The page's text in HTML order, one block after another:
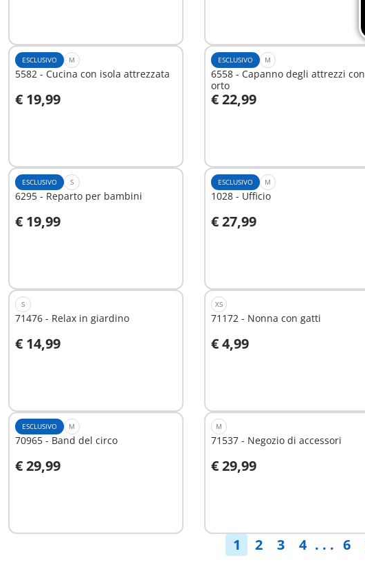
ESCLUSIVO M
5582 - Cucina con isola attrezzata
€ 19,99
Aggiungi al carrello
ESCLUSIVO M
6558 - Capanno degli attrezzi con
orto
€ 22,99
Aggiungi al carrello
ESCLUSIVO S
6295 - Reparto per bambini
€ 19,99
Aggiungi al carrello
ESCLUSIVO M
1028 - Ufficio
€ 27,99
Aggiungi al carrello
S
71476 - Relax in giardino
€ 14,99
Aggiungi al carrello
XS
71172 - Nonna con gatti
€ 4,99
Aggiungi al carrello
ESCLUSIVO M
70965 - Band del circo
€ 29,99
Aggiungi al carrello
M
71537 - Negozio di accessori
€ 29,99
Aggiungi al carrello
1 2 3 4 . . . 6